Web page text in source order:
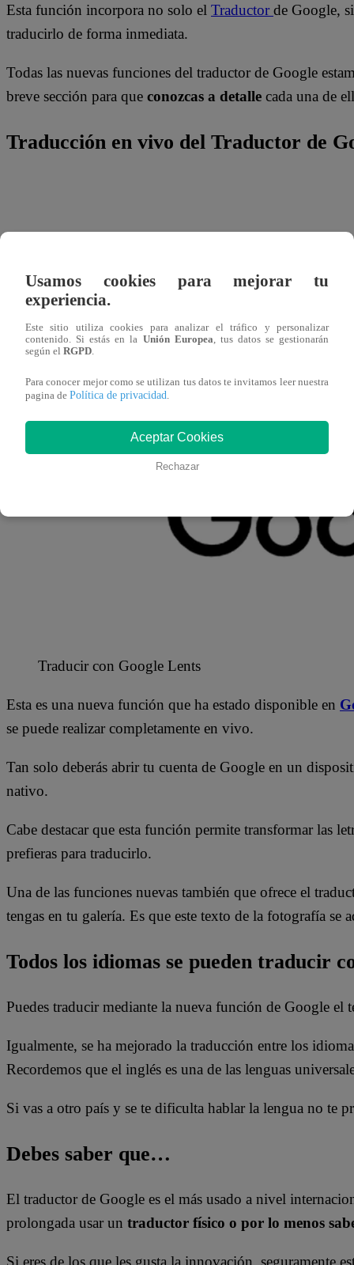
Esta función incorpora no solo el Traductor de Google,
traducirlo de forma inmediata.
Todas las nuevas funciones del traductor de Google
breve sección para que conozcas a detalle cada una de
Traducción en vivo del Traductor de
Traducir con Google Lents
Esta es una nueva función que ha estado disponible en
se puede realizar completamente en vivo.
Tan solo deberás abrir tu cuenta de Google en un
nativo.
Cabe destacar que esta función permite transformar las
prefieras para traducirlo.
Una de las funciones nuevas también que ofrece el
tengas en tu galería. Es que este texto de la fotografía
Todos los idiomas se pueden traducir
Puedes traducir mediante la nueva función de Google el
Igualmente, se ha mejorado la traducción entre los
Recordemos que el inglés es una de las lenguas
Si vas a otro país y se te dificulta hablar la lengua no te
Debes saber que…
El traductor de Google es el más usado a nivel
prolongada usar un traductor físico o por lo menos
Usamos cookies para mejorar tu
experiencia.
Este sitio utiliza cookies para analizar el tráfico y personalizar
contenido. Si estás en la Unión Europea , tus datos se gestionarán
según el RGPD
Para conocer mejor como se utilizan tus datos te invitamos leer nuestra
pagina de Política de privacidad
Aceptar Cookies
Rechazar